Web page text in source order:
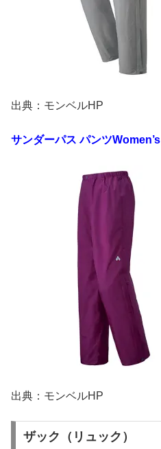
出典：モンベルHP
サンダーパス パンツWomen’s
出典：モンベルHP
ザック（リュック）